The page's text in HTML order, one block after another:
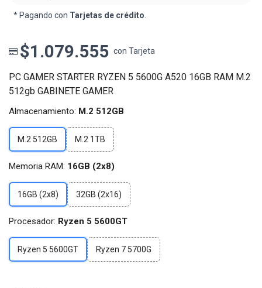
* Pagando con Tarjetas de crédito.
$1.079.555 con Tarjeta
PC GAMER STARTER RYZEN 5 5600G A520 16GB RAM M.2
512gb GABINETE GAMER
Almacenamiento: M.2 512GB
M.2 512GB M.2 1TB
Memoria RAM: 16GB (2x8)
16GB (2x8) 32GB (2x16)
Procesador: Ryzen 5 5600GT
Ryzen 5 5600GT Ryzen 7 5700G